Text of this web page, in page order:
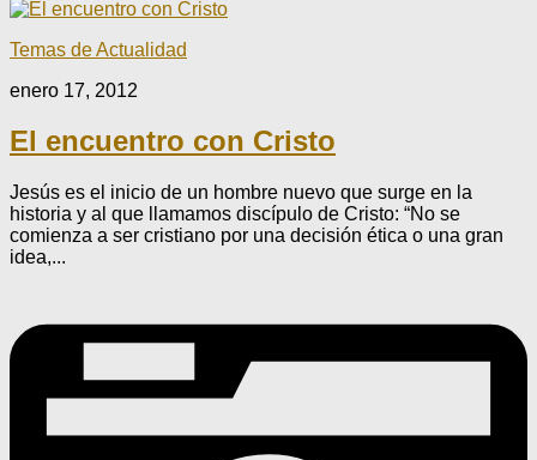
Temas de Actualidad
enero 17, 2012
El encuentro con Cristo
Jesús es el inicio de un hombre nuevo que surge en la
historia y al que llamamos discípulo de Cristo: “No se
comienza a ser cristiano por una decisión ética o una gran
idea,...